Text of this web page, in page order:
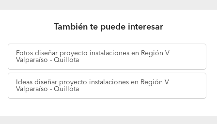
También te puede interesar
Fotos diseñar proyecto instalaciones en Región V
Valparaíso - Quillota
Ideas diseñar proyecto instalaciones en Región V
Valparaíso - Quillota